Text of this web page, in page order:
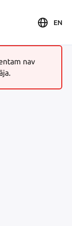
EN
nav